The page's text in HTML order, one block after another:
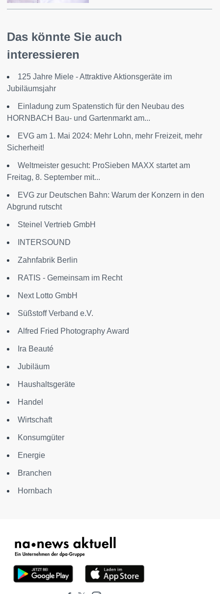
Das könnte Sie auch
interessieren
125 Jahre Miele - Attraktive Aktionsgeräte im
Jubiläumsjahr
Einladung zum Spatenstich für den Neubau des
HORNBACH Bau- und Gartenmarkt am...
EVG am 1. Mai 2024: Mehr Lohn, mehr Freizeit, mehr
Sicherheit!
Weltmeister gesucht: ProSieben MAXX startet am
Freitag, 8. September mit...
EVG zur Deutschen Bahn: Warum der Konzern in den
Abgrund rutscht
Steinel Vertrieb GmbH
INTERSOUND
Zahnfabrik Berlin
RATIS - Gemeinsam im Recht
Next Lotto GmbH
Süßstoff Verband e.V.
Alfred Fried Photography Award
Ira Beauté
Jubiläum
Haushaltsgeräte
Handel
Wirtschaft
Konsumgüter
Energie
Branchen
Hornbach